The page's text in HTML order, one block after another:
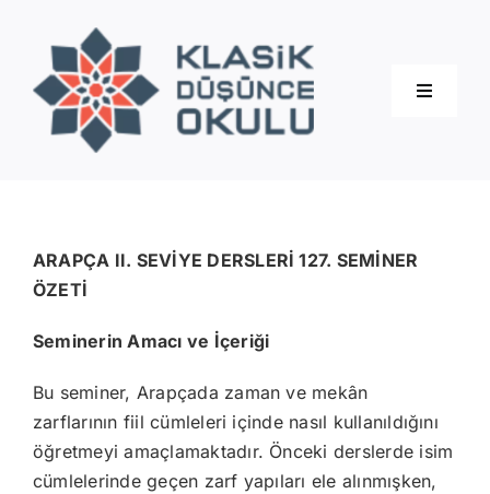
content
Toggle
Eğitimler
İletişim
ARAPÇA II. SEVİYE DERSLERİ 127. SEMİNER
ÖZETİ
Seminerin Amacı ve İçeriği
Bu seminer, Arapçada zaman ve mekân
zarflarının fiil cümleleri içinde nasıl kullanıldığını
öğretmeyi amaçlamaktadır. Önceki derslerde isim
cümlelerinde geçen zarf yapıları ele alınmışken,